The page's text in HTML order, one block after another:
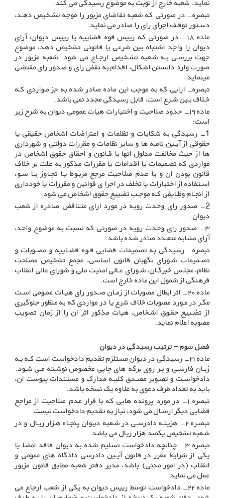
نماید. شعبه خارج از نوبت به موضوع رسیدگی می کند.
تبصره- در صورتی که شعبه تقاضای مزبور را موجه تشـخیص دهـد،
دسـتور توقـف اجرای رای را صادر می نماید.
ماده ۱۸- در صورتی که رییس قوه قضاییه یا رییس دیوان، آرای
دیوان را واجد اشتباه بین شرعی یا قانونی تشخیص دهد، موضوع
جهت بررسـی بـه شـعبه تشـخیص ارجـاع می شود. شعبه مزبور در
صورت وارد دانستن اشکال، اقدام به نقض رای و صدور رای مقتضی
مینماید.
تبصره- ارایی که به موجب این ماده صادر شده به جز مـواردی کـه
خـلاف بـین شـرع است، قابل رسیدگی مجدد نمی باشد.
ماده ۱۹- حدود صلاحیت و اختیارات هیات عمومی دیوان به شرح زیر
است:
1-
رسیدگی به شکایات و تظلمات و اعتراضات اشخاص حقیقی یا
حقوقی از آیـین نامـه ها و سایر نظامات و مقررات دولتی و شهرداری
ها از حیث مخالفت مدلول انها با قـانون و احقاق حقوق اشخاص در
مواردی که تصمیمات یا اقدامات یا مقررات مذکور به علت بر خلاف
قانون بودن ان و یا عدم صلاحیت مرجع مربـوط یـا تجـاوز یـا سـوء
اسـتفاده از اختیارات یا تخلف در اجرا ی قوانین و مقررات یا خودداری
از انجـام وظـایفی کـه موجـب تضییع حقوق اشخاص می شود.
2-
صدور رای وحدت رویه در مورد ارای متناقض صادره از شعب
دیوان.
۳- صدور رای وحدت رویه در صورتی که نسبت به موضوع واحد،
آرای مشابه متعـدد صادر شده باشد.
تبصره- رسیدگی به تصمیمات قضایی قـوه قضـاییه و مصـوبات و
تصـمیمات شـورای نگهبان قانون اساسی، مجمع تشخیص مصلحت
نظام، مجلـس خبرگـان، شـورای عـالی امنیت ملی و شورای عالی انقلاب
فرهنگی از شمول این ماده خارج است.
ماده ۲۰- اثر ابطال مصوبات از زمـان صـدور رای هیـات عمـومی اسـت
مگـر در مـورد مصوبات خلاف شرع یا در مواردی که به منظور جلوگیری
از تضـییع حقـوق اشـخاص، هیات مذکور اثر ان را از زمان تصویب
مصوبه اعلام نماید.
فصل سوم – ترتیب رسیدگی در دیوان
ماده ۲۱- رسیدگی در دیوان مستلزم تقدیم دادخواست است کـه بـه
زبـان فارسـی و بـر روی برگه های چاپی مخصوص نوشـته مـی شـود.
دادخواسـت و تصـویر مصـدق کلیـه مدارک و مستندات پیوست ان،
باید به تعداد طرف دعوی به علاوه یک نسخه باشد.
تبصره ۱- در مورد پرونده هایی که با قرار عدم صلاحیت از مراجع
قضایی دیگر ارسـال می شود، نیاز به تقدیم دادخواست نیست.
تبصـره ۲- هزینـه دادرسـی در شـعبه دیـوان پنجـاه هـزار ریـال و در
شـعبه تشخیص یکصد هزار ریال می باشد.
تبصره ۳- چنانچه دادخواست تسلیم شده به دیوان فاقد امضا یا
یکی از شرایط مقرر در قانون آیـین دادرسی دادگاه های عمومی و
انقلاب (در امور مدنی) باشد، مدیر دفتر شعبه مطابق قانون مزبور
عمل می نماید
ماده ۲۲- دادخواست توسط رییس دیوان به یکی از شعب ارجاع می